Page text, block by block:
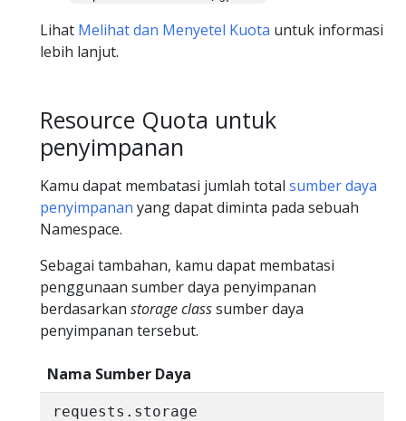
Lihat Melihat dan Menyetel Kuota untuk informasi
lebih lanjut.
Resource Quota untuk
penyimpanan
Kamu dapat membatasi jumlah total sumber daya
penyimpanan yang dapat diminta pada sebuah
Namespace.
Sebagai tambahan, kamu dapat membatasi
penggunaan sumber daya penyimpanan
berdasarkan storage classsumber daya
penyimpanan tersebut.
Nama Sumber Daya
requests.storage